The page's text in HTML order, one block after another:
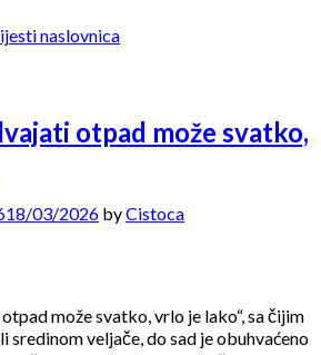
naslovnica
otpad može svatko,
18/03/2026 byCistoca
može svatko, vrlo je lako“, sa čijim
sredinom veljače, do sad je obuhvaćeno